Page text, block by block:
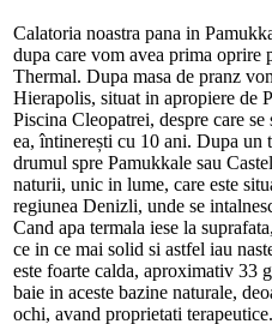
Calatoria noastra pana in
dupa care vom avea prima oprire
Thermal. Dupa masa de pranz
Hierapolis, situat in apropiere de
Piscina Cleopatrei, despre care
ea, întinerești cu 10 ani. Dupa
drumul spre Pamukkale sau
naturii, unic in lume, care este
regiunea Denizli, unde se
Cand apa termala iese la
ce in ce mai solid si astfel iau
este foarte calda, aproximativ 33
baie in aceste bazine naturale,
ochi, avand proprietati terapeutice.